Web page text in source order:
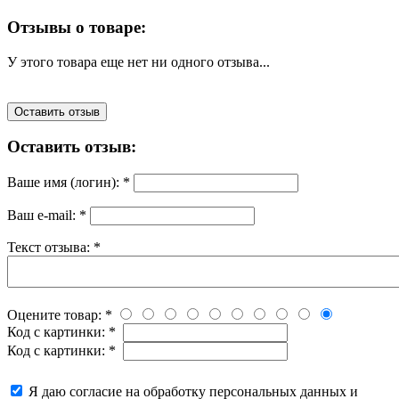
Отзывы о товаре:
У этого товара еще нет ни одного отзыва...
Оставить отзыв
Оставить отзыв:
Ваше имя (логин): *
Ваш e-mail: *
Текст отзыва: *
Оцените товар: *
Код с картинки: *
Код с картинки: *
Я даю согласие на обработку персональных данных и